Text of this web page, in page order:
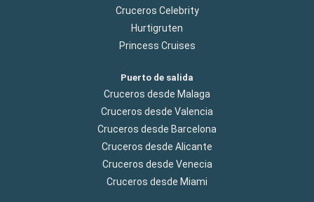
Cruceros Celebrity
Hurtigruten
Princess Cruises
Puerto de salida
Cruceros desde Malaga
Cruceros desde Valencia
Cruceros desde Barcelona
Cruceros desde Alicante
Cruceros desde Venecia
Cruceros desde Miami